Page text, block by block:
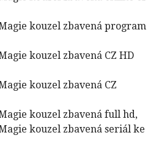
kouzel zbavená program
kouzel zbavená CZ HD
kouzel zbavená CZ
kouzel zbavená full hd,
kouzel zbavená seriál ke